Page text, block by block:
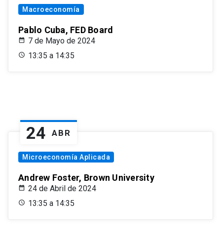
Macroeconomía
Pablo Cuba, FED Board
7 de Mayo de 2024
13:35 a 14:35
24 ABR
Microeconomía Aplicada
Andrew Foster, Brown University
24 de Abril de 2024
13:35 a 14:35